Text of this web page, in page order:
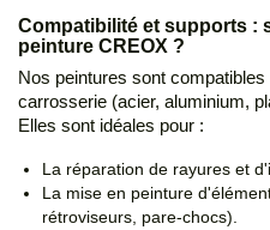
Compatibilité et supports :
peinture CREOX ?
Nos peintures sont
carrosserie (acier, aluminium,
Elles sont idéales pour :
La réparation de rayures et
La mise en peinture
rétroviseurs, pare-chocs).